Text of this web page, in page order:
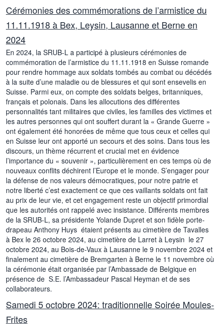
Cérémonies des commémorations de l’armistice du
11.11.1918 à Bex, Leysin, Lausanne et Berne en
2024
En 2024, la SRUB-L a participé à plusieurs cérémonies de
commémoration de l’armistice du 11.11.1918 en Suisse romande
pour rendre hommage aux soldats tombés au combat ou décédés
à la suite d’une maladie ou de blessures et qui sont ensevelis en
Suisse. Parmi eux, on compte des soldats belges, britanniques,
français et polonais. Dans les allocutions des différentes
personnalités tant militaires que civiles, les familles des victimes et
les autres personnes qui ont souffert durant la « Grande Guerre »
ont également été honorées de même que tous ceux et celles qui
en Suisse leur ont apporté un secours et des soins. Dans tous les
discours, un thème récurrent et crucial met en évidence
l’importance du « souvenir », particulièrement en ces temps où de
nouveaux conflits déchirent l’Europe et le monde. S’engager pour
la défense de nos valeurs démocratiques, pour notre patrie et
notre liberté c’est exactement ce que ces vaillants soldats ont fait
au prix de leur vie, et cet engagement reste un objectif primordial
que les autorités ont rappelé avec insistance. Différents membres
de la SRUB-L, sa présidente Yolande Dupret et son fidèle porte-
drapeau Anthony Huys étaient présents au cimetière de Tavalles
à Bex le 26 octobre 2024, au cimetière de Larret à Leysin le 27
octobre 2024, au Bois-de-Vaux à Lausanne le 9 novembre 2024 et
finalement au cimetière de Bremgarten à Berne le 11 novembre où
la cérémonie était organisée par l’Ambassade de Belgique en
présence de S.E. l’Ambassadeur Pascal Heyman et de ses
collaborateurs.
Samedi 5 octobre 2024: traditionnelle Soirée Moules-
Frites